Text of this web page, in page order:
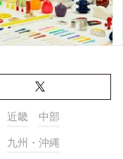
近畿 中部
九州・沖縄